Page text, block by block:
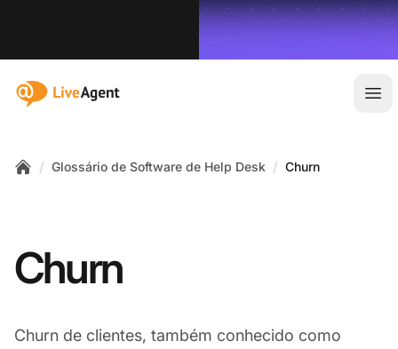
:site.title
/ Glossário de Software de Help Desk / Churn
Churn
Churn de clientes, também conhecido como